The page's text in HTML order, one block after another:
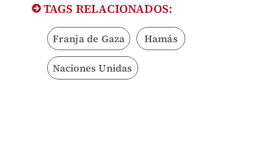
TAGS RELACIONADOS:
Franja de Gaza Hamás
Naciones Unidas